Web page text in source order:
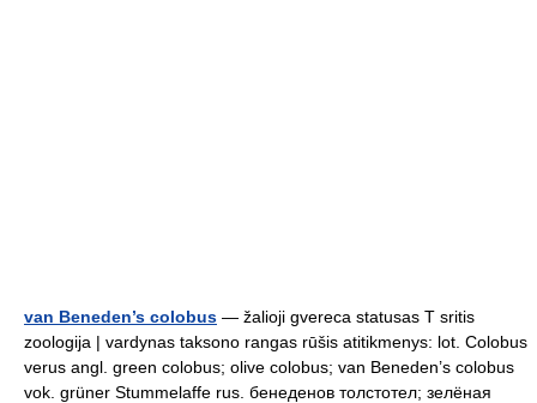
van Beneden’s colobus — žalioji gvereca statusas T sritis
zoologija | vardynas taksono rangas rūšis atitikmenys: lot. Colobus
verus angl. green colobus; olive colobus; van Beneden’s colobus
vok. grüner Stummelaffe rus. бенеденов толстотел; зелёная